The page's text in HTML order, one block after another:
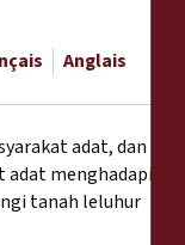
Anglais
adat, dan
adat menghadapi
tanah leluhur